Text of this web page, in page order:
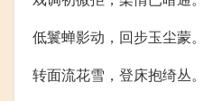
低鬟蝉影动，回步玉尘蒙。
转面流花雪，登床抱绮丛。